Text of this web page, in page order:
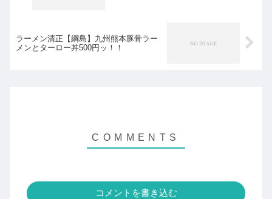
ラーメン清正【綱島】九州熊本豚骨ラー
メンとターロー丼500円ッ！！
コメントを書き込む